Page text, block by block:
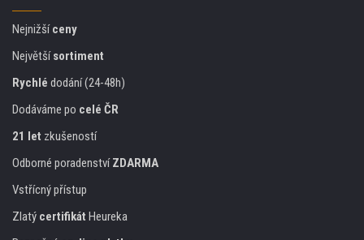
Nejnižšíceny
Největšísortiment
Rychlé dodání (24-48h)
Dodáváme po celé ČR
21 let zkušeností
Odborné poradenstvíZDARMA
Vstřícný přístup
Zlatý certifikát Heureka